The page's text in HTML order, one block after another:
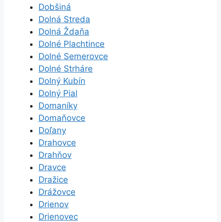
Dobšiná
Dolná Streda
Dolná Ždaňa
Dolné Plachtince
Dolné Semerovce
Dolné Strháre
Dolný Kubín
Dolný Pial
Domaníky
Domaňovce
Doľany
Drahovce
Drahňov
Dravce
Dražice
Drážovce
Drienov
Drienovec